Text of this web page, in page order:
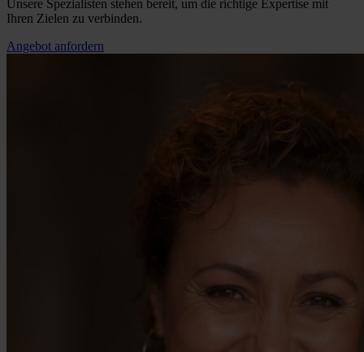
Unsere Spezialisten stehen bereit, um die richtige Expertise mit
Ihren Zielen zu verbinden.
Angebot anfordern